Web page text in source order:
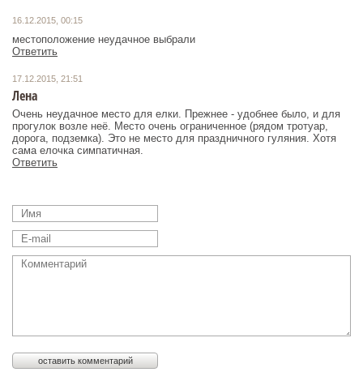
16.12.2015, 00:15
местоположение неудачное выбрали
Ответить
17.12.2015, 21:51
Лена
Очень неудачное место для елки. Прежнее - удобнее было, и для
прогулок возле неё. Место очень ограниченное (рядом тротуар,
дорога, подземка). Это не место для праздничного гуляния. Хотя
сама елочка симпатичная.
Ответить